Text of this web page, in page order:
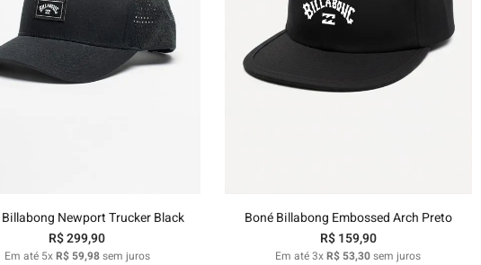
Newport Trucker Black
R$299,90
Em até 5xR$ 59,98sem juros
Boné Billabong Embossed Arch Preto
R$159,90
Em até3xR$ 53,30sem juros